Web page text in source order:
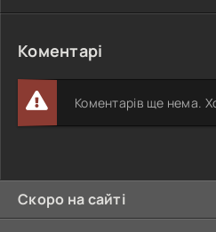
Коментарі
Коментарів ще нема.
Скоро на сайті